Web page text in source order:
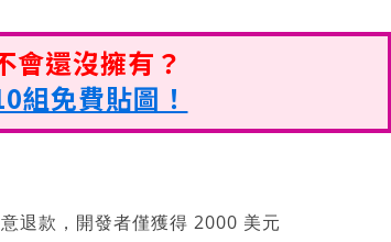
會還沒擁有？
組免費貼圖！
退款，開發者僅獲得 2000 美元